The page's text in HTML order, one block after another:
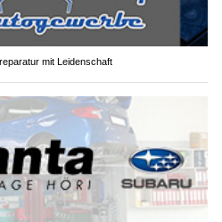
mit Leidenschaft